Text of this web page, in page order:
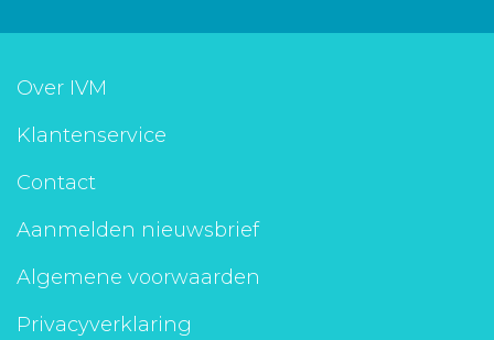
Over IVM
Klantenservice
Contact
Aanmelden nieuwsbrief
Algemene voorwaarden
Privacyverklaring